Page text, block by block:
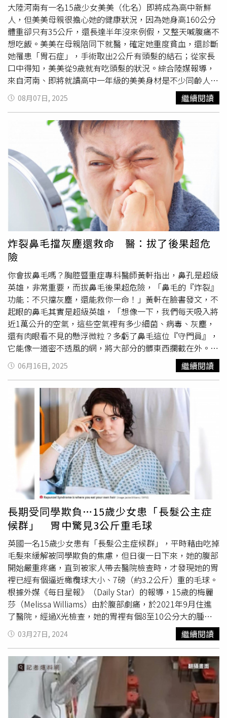
大陸河南有一名15歲少女美美（化名）即將成為高中新鮮
人，但美美母親很擔心她的健康狀況，因為她身高160公分
體重卻只有35公斤，還長達半年沒來例假，又整天喊腹痛不
想吃飯。美美在母親陪同下就醫，確定她重度貧血，還診斷
她罹患「胃石症」，手術取出2公斤有頭髮的結石；從家長
口中得知，美美從9歲就有吃頭髮的狀況。綜合陸媒報導，
來自河南、即將就讀高中一年級的美美身材是不少同齡人羨
慕的「紙片人」身材，身高160公分但體重僅35公斤，但美
美的母親注意到，她近期常常喊自己肚子痛，沒胃口，甚至
半年沒來例假。美美母親帶著她前往武漢兒童醫院就醫，主
治醫師發現美美臉色慘白，甲床也沒血色，初步檢查是重度
貧血。在美美進一步接受胃食道超音波檢查，醫師推測她罹
患「胃石症」，美美母親聽完立刻詢問「不會是頭髮
吧？」，原來美美在9歲的時候被他們發現在吃頭髮；醫療
團隊嚇一跳，立刻安排美美照胃鏡檢查，驚見她的胃部有一
坨實心的「頭髮結石」，胃黏膜還有雞蛋大小的潰瘍。醫師
告知美美母親必須馬上動手術，醫師原本嘗試用胃鏡取出髮
石，但因其質地堅硬、體積過大，最後改採開腹手術，手術
過程還散發出酸臭味，而髮石混著頭髮、食物殘渣，如一顆
小西瓜體積。最後醫師把髮石切割成多塊再取出，總共取出
2公斤重的頭髮碎片。美美術後食慾明顯好轉，很快就出
院。術後醫師說明，美美的行為是一種異食癖，患者會不受
控制拔頭髮並吃下，毛髮組織含有角質，不容易被消化，就
在胃裡結成團進而形成髮石，影響身體消化吸收，導致營養
不良和貧血等狀況。
08月07日, 2025 繼續閱讀
炸裂鼻毛擋灰塵還救命 醫：拔了後果超危
險
你會拔鼻毛嗎？胸腔暨重症專科醫師黃軒指出，鼻孔是超級
英雄，非常重要，而拔鼻毛後果超危險，「鼻毛的『炸裂』
功能：不只擋灰塵，還能救你一命！」黃軒在臉書發文，不
起眼的鼻毛其實是超級英雄，「想像一下，我們每天吸入將
近1萬公升的空氣，這些空氣裡有多少細菌、病毒、灰塵，
還有肉眼看不見的懸浮微粒？多虧了鼻毛這位『守門員』，
它能像一道密不透風的網，將大部分的髒東西攔截在外。不
只如此，如果連小昆蟲、花粉這些不速之客想闖入，鼻毛也
會立刻啟動警報系統，讓你打個驚天動地的噴嚏，把它們
『請』出去！如果沒有鼻毛這位『守門員』，這些髒東西就
會直衝你的肺部！」黃軒說，鼻毛像鼻孔的「空氣濾淨
器」，能攔截大顆粒灰塵、細菌、花粉等；也是身體的空氣
清淨機，和鼻腔的黏液和纖毛一樣，黏住更小的髒東西，再
透過鼻涕排出，「這樣一來，吸進肺裡的空氣才能是乾淨、
溫暖又濕潤的。」黃軒指出，科學家發現鼻毛濃密者，得季
節性過敏性鼻炎後，較不會引發氣喘，「鼻毛不只是個篩
子，它還參與了身體的免疫防禦，幫你抵抗過敏反應。 想
想看，如果沒有鼻毛，那些冷空氣、髒空氣直接灌進你的喉
嚨和肺裡，你就更容易感冒、喉嚨痛、甚至氣管發炎！」黃
軒說，鼻毛傾向往外長，這樣才能形成「過濾網」，阻擋髒
東西，又容易被噴嚏排出去；他也提到，「鼻毛的生長跟身
體的雄性激素有關，雄性激素越多，毛髮可能就越粗、越
黑。這也是為什麼有些男生鼻毛特別『茂盛』的原因。」黃
軒說，鼻毛的長法也受爸媽的基因影響，隨年紀增長，鼻毛
也會「越老越長」。黃軒提醒，千萬別拔鼻毛，可能會傷害
毛囊和周圍皮膚，讓細菌入侵，導致紅腫、疼痛、化膿，也
就是「鼻前庭炎」），會痛到想哭。黃軒說，鼻子、嘴唇到
下巴稱為「危險三角區」，這區域的血管和大腦相通，「如
果鼻子感染嚴重，細菌就可能循著血管跑到大腦，引發嚴重
的感染，甚至危及生命！別開玩笑，雖然機率不高，但真的
有這種案例發生過！為了幾根鼻毛，冒這麼大的風險，值得
嗎？」黃軒指出，拔鼻毛的疼痛感不輸拔頭髮，會讓你打噴
嚏、流眼淚。至於如何正確對待鼻毛，可用圓頭小剪刀，將
跑出來的鼻毛修剪，或用鼻毛修剪器，這是最推薦的方式。
黃軒說，鼻毛在呼吸系統的保護功能可是無可取代的，別把
它當公敵，好好愛護鼻毛。
06月16日, 2025 繼續閱讀
長期受同學欺負…15歲少女患「長髮公主症
候群」 胃中驚見3公斤重毛球
英國一名15歲少女患有「長髮公主症候群」，平時藉由吃掉
毛髮來緩解被同學欺負的焦慮，但日復一日下來，她的腹部
開始嚴重疼痛，直到被家人帶去醫院檢查時，才發現她的胃
裡已經有個逼近橄欖球大小、7磅（約3.2公斤）重的毛球。
根據外媒《每日星報》（Daily Star）的報導，15歲的梅麗
莎（Melissa Williams）由於腹部劇痛，於2021年9月住進
了醫院，經過X光檢查，她的胃裡有個8至10公分大的腫
塊，為了挽救她的性命，醫生不得不進行手術。沒想到，在
梅麗莎的胃裡面，還有個7磅重的毛髮球，而手術團隊在將
其切成4塊後，順利把它取出。Melissa接受手術，取出胃裡
7磅重的毛髮球。（圖／翻攝自Daily Star）報導指出，梅麗
莎自13歲開始，就會有拔頭髮
、吃頭髮的習慣，由於在學校
受到整個班級的欺負，她最終並沒有去上學，而是藉由吃毛
髮來減輕焦慮感。梅麗莎的母親傑姬（Jacki）提到，她起
初以為女兒只是孤僻、不與朋友交往，並患有飲食失調症，
03月27日, 2024 繼續閱讀